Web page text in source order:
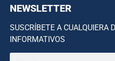
NEWSLETTER
SUSCRÍBETE A CUALQUIERA
INFORMATIVOS